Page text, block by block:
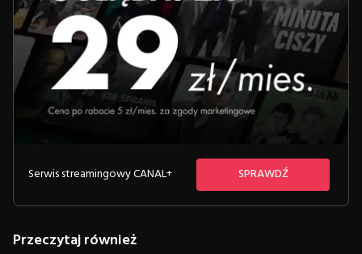
Serwis streamingowy CANAL+ SPRAWDŹ
Przeczytaj również